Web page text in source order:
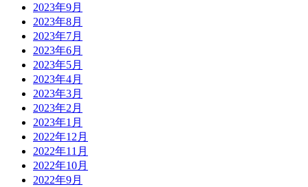
2023年9月
2023年8月
2023年7月
2023年6月
2023年5月
2023年4月
2023年3月
2023年2月
2023年1月
2022年12月
2022年11月
2022年10月
2022年9月